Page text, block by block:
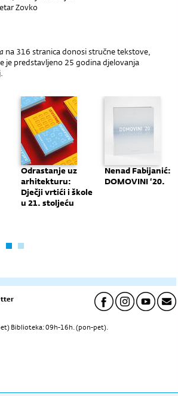
Zovko
na 316 stranica donosi stručne tekstove,
je predstavljeno 25 godina djelovanja
Odrastanje uz
arhitekturu:
Dječji vrtići i škole
u 21. stoljeću
Nenad Fabijanić:
DOMOVINI ‘20.
Biblioteka: 09h-16h. (pon-pet).